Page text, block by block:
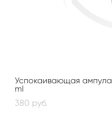
Успокаивающая
ml
380 pуб.